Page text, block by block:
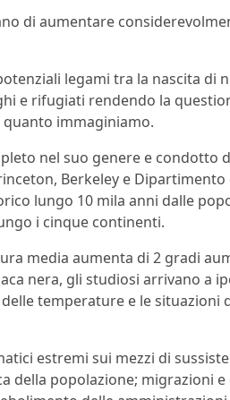
di aumentare
legami tra la nascita di
e rifugiati rendendo la
quanto immaginiamo.
nel suo genere e condotto
Berkeley e
lungo 10 mila anni dalle
i cinque continenti.
media aumenta di 2 gradi
nera, gli studiosi arrivano a
temperature e le situazioni
estremi sui mezzi di
della popolazione; migrazioni